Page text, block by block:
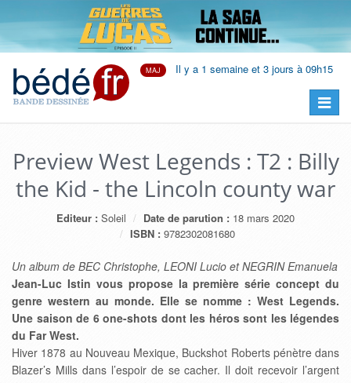
MAJ Il y a 1 semaine et 3 jours à 09h15
Preview West Legends : T2 : Billy
the Kid - the Lincoln county war
Editeur : Soleil Date de parution : 18 mars 2020
ISBN : 9782302081680
Un album de BEC Christophe, LEONI Lucio et NEGRIN Emanuela
Jean-Luc Istin vous propose la première série concept du
genre western au monde. Elle se nomme : West Legends.
Une saison de 6 one-shots dont les héros sont les légendes
du Far West.
Hiver 1878 au Nouveau Mexique, Buckshot Roberts pénètre dans
Blazer’s Mills dans l’espoir de se cacher. Il doit recevoir l’argent